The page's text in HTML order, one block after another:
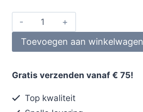
Toevoegen aan winkelwagen
Gratis verzenden vanaf € 75!
Top kwaliteit